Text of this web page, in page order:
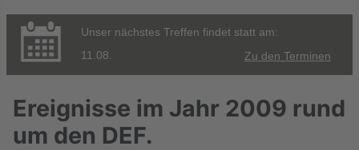
Unser nächstes Treffen findet statt am:
11.08.
Zu den Terminen
Ereignisse im Jahr 2009 rund
um den DEF.